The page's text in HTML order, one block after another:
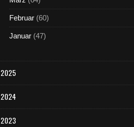
Februar (60)
Januar (47)
2025
2024
2023